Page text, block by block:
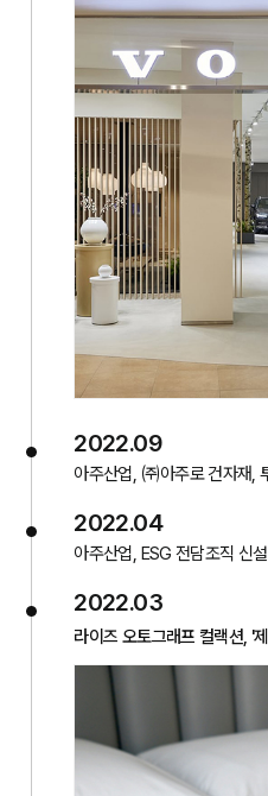
2022.09
아주산업, ㈜아주로 건자재,
2022.04
아주산업, ESG 전담조직 신설
2022.03
라이즈 오토그래프 컬랙션, '